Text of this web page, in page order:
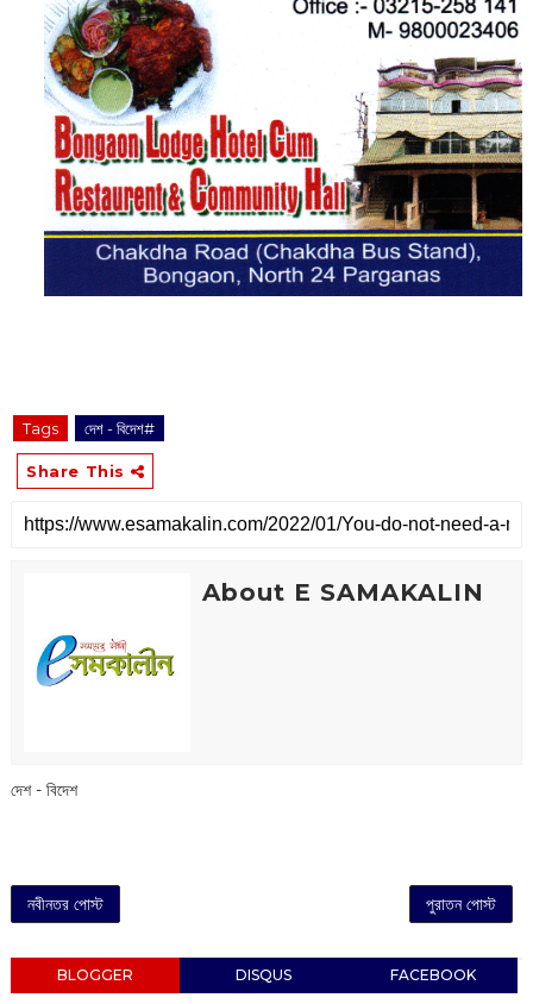
Tags দেশ - বিদেশ#
Share This
About E SAMAKALIN
দেশ - বিদেশ
নবীনতর পোস্ট পুরাতন পোস্ট
BLOGGER DISQUS FACEBOOK